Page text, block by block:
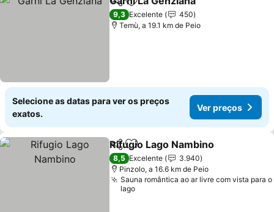
PartilharAdicionar aos favoritos
9,3 Excelente
450
Temù, a 19.1 km de Peio
Selecione as datas para ver os preços
exatos.
Ver preços
PartilharAdicionar aos favoritos
Rifugio Lago Nambino
8,5 Excelente
3.940
Pinzolo, a 16.6 km de Peio
Sauna romântica ao ar livre com vista para o
lago